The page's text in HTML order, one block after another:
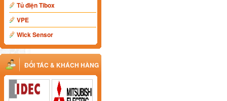
Tủ điện Tibox
VPE
Wick Sensor
ĐỐI TÁC & KHÁCH HÀNG